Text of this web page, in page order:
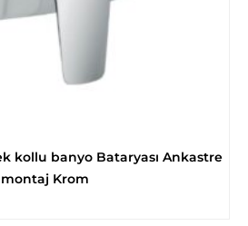
kollu banyo Bataryası Ankastre
montaj Krom